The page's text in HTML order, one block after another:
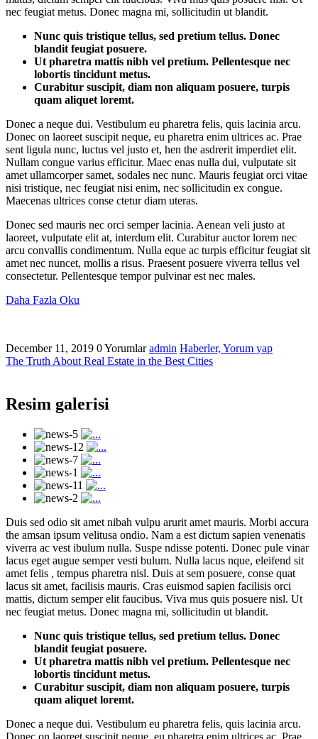
nec feugiat metus. Donec magna mi, sollicitudin ut blandit.
Nunc quis tristique tellus, sed pretium tellus. Donec
blandit feugiat posuere.
Ut pharetra mattis nibh vel pretium. Pellentesque nec
lobortis tincidunt metus.
Curabitur suscipit, diam non aliquam posuere, turpis
quam aliquet loremt.
Donec a neque dui. Vestibulum eu pharetra felis, quis lacinia arcu.
Donec on laoreet suscipit neque, eu pharetra enim ultrices ac. Prae
sent ligula nunc, luctus vel justo et, hen the asdrerit imperdiet elit.
Nullam congue varius efficitur. Maec enas nulla dui, vulputate sit
amet ullamcorper samet, sodales nec nunc. Mauris feugiat orci vitae
nisi tristique, nec feugiat nisi enim, nec sollicitudin ex congue.
Maecenas ultrices conse ctetur diam uteras.
Donec sed mauris nec orci semper lacinia. Aenean veli justo at
laoreet, vulputate elit at, interdum elit. Curabitur auctor lorem nec
arcu convallis condimentum. Nulla eque ac turpis efficitur feugiat sit
amet nec nuncet, mollis a risus. Praesent posuere viverra tellus vel
consectetur. Pellentesque tempor pulvinar est nec males.
Daha Fazla Oku
December 11, 2019 0 Yorumlar admin Haberler, Yorum yap
The Truth About Real Estate in the Best Cities
Resim galerisi
Duis sed odio sit amet nibah vulpu arurit amet mauris. Morbi accura
the amsan ipsum velitusa ondio. Nam a est dictum sapien venenatis
viverra ac vest ibulum nulla. Suspe ndisse potenti. Donec pule vinar
lacus eget augue semper vesti bulum. Nulla lacus nque, eleifend sit
amet felis , tempus pharetra nisl. Duis at sem posuere, conse quat
lacus sit amet, facilisis mauris. Cras euismod sapien facilisis orci
mattis, dictum semper elit faucibus. Viva mus quis posuere nisl. Ut
nec feugiat metus. Donec magna mi, sollicitudin ut blandit.
Nunc quis tristique tellus, sed pretium tellus. Donec
blandit feugiat posuere.
Ut pharetra mattis nibh vel pretium. Pellentesque nec
lobortis tincidunt metus.
Curabitur suscipit, diam non aliquam posuere, turpis
quam aliquet loremt.
Donec a neque dui. Vestibulum eu pharetra felis, quis lacinia arcu.
Donec on laoreet suscipit neque, eu pharetra enim ultrices ac. Prae